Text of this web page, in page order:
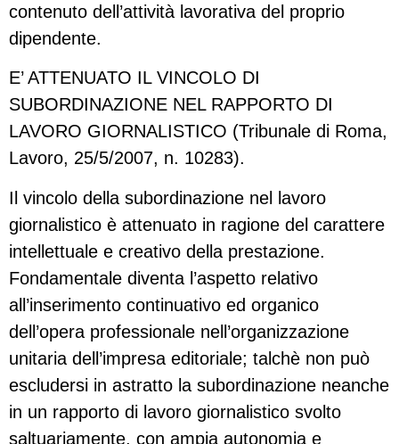
contenuto dell’attività lavorativa del proprio
dipendente.
E’ ATTENUATO IL VINCOLO DI
SUBORDINAZIONE NEL RAPPORTO DI
LAVORO GIORNALISTICO (Tribunale di Roma,
Lavoro, 25/5/2007, n. 10283).
Il vincolo della subordinazione nel lavoro
giornalistico è attenuato in ragione del carattere
intellettuale e creativo della prestazione.
Fondamentale diventa l’aspetto relativo
all’inserimento continuativo ed organico
dell’opera professionale nell’organizzazione
unitaria dell’impresa editoriale; talchè non può
escludersi in astratto la subordinazione neanche
in un rapporto di lavoro giornalistico svolto
saltuariamente, con ampia autonomia e